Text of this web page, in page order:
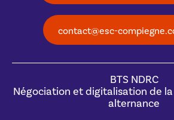
contact@esc-
BTS NDRC
Négociation et digitalisation de
alternance